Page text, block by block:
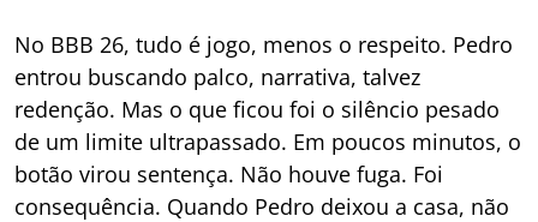
No BBB 26, tudo é jogo, menos o respeito. Pedro
entrou buscando palco, narrativa, talvez
redenção. Mas o que ficou foi o silêncio pesado
de um limite ultrapassado. Em poucos minutos, o
botão virou sentença. Não houve fuga. Foi
consequência. Quando Pedro deixou a casa, não